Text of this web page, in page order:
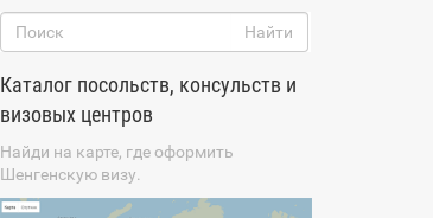
Каталог посольств, консульств и
визовых центров
Найди на карте, где оформить
Шенгенскую визу.